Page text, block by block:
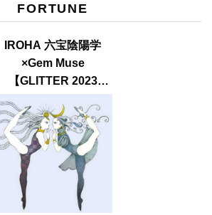
FORTUNE
IROHA 六宝陰陽学
×Gem Muse
【GLITTER 2023
SUMMER issue】